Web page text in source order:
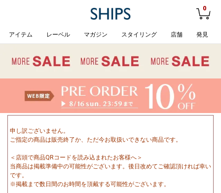
0
アイテム レーベル マガジン スタイリング 店舗 発見
申し訳ございません。
ご指定の商品は販売終了か、ただ今お取扱いできない商品です。
＜店頭で商品QRコードを読み込まれたお客様へ＞
当商品は掲載準備中の可能性がございます。後日改めてご確認頂ければ幸い
です。
※掲載まで数日間のお時間を頂戴する可能性がございます。